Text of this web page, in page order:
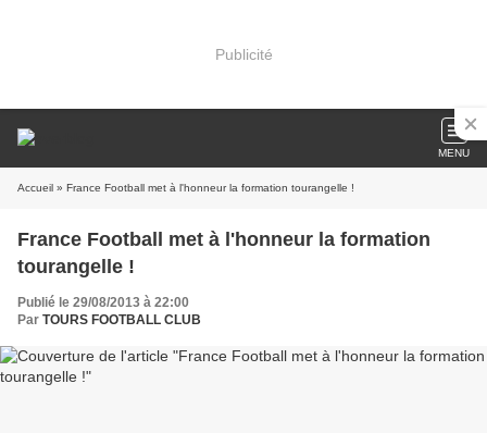
Publicité
MENU
Accueil » France Football met à l'honneur la formation tourangelle !
France Football met à l'honneur la formation
tourangelle !
Publié le 29/08/2013 à 22:00
Par TOURS FOOTBALL CLUB